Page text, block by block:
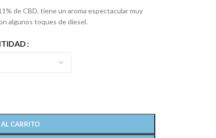
de CBD, tiene un aroma espectacular muy
algunos toques de diesel.
CARRITO